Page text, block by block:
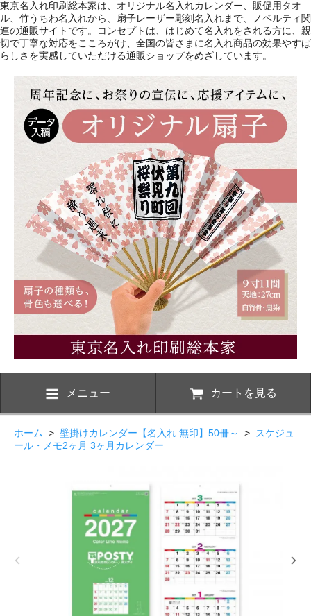
東京名入れ印刷総本家は、オリジナル名入れカレンダー、販促用タオ
ル、竹うちわ名入れから、扇子レーザー彫刻名入れまで、ノベルティ関
連の通販サイトです。コンセプトは、はじめて名入れをされる方に、親
切で丁寧な対応をこころがけ、全国の皆さまに名入れ商品の効果やすば
らしさを実感していただける通販ショップをめざしています。
メニュー カートを見る
ホーム > 壁掛けカレンダー【名入れ 無印】50冊～ >
スケジュ
ール・メモ2ヶ月 3ヶ月カレンダー